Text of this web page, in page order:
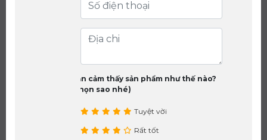
Bạn cảm thấy sản phẩm như thế nào?
(chọn sao nhé)
Tuyệt vời
Rất tốt